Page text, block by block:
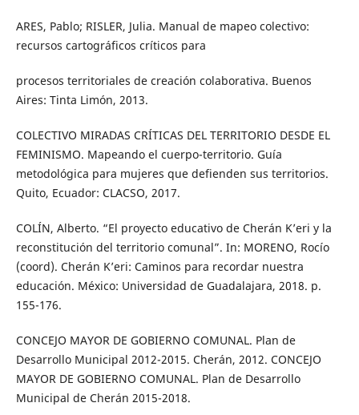
ARES, Pablo; RISLER, Julia. Manual de mapeo colectivo:
recursos cartográficos críticos para
procesos territoriales de creación colaborativa. Buenos
Aires: Tinta Limón, 2013.
COLECTIVO MIRADAS CRÍTICAS DEL TERRITORIO DESDE EL
FEMINISMO. Mapeando el cuerpo-territorio. Guía
metodológica para mujeres que defienden sus territorios.
Quito, Ecuador: CLACSO, 2017.
COLÍN, Alberto. “El proyecto educativo de Cherán K’eri y la
reconstitución del territorio comunal”. In: MORENO, Rocío
(coord). Cherán K’eri: Caminos para recordar nuestra
educación. México: Universidad de Guadalajara, 2018. p.
155-176.
CONCEJO MAYOR DE GOBIERNO COMUNAL. Plan de
Desarrollo Municipal 2012-2015. Cherán, 2012. CONCEJO
MAYOR DE GOBIERNO COMUNAL. Plan de Desarrollo
Municipal de Cherán 2015-2018.